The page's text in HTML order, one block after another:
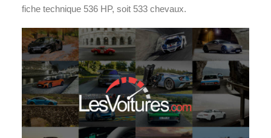
fiche technique 536 HP, soit 533 chevaux.